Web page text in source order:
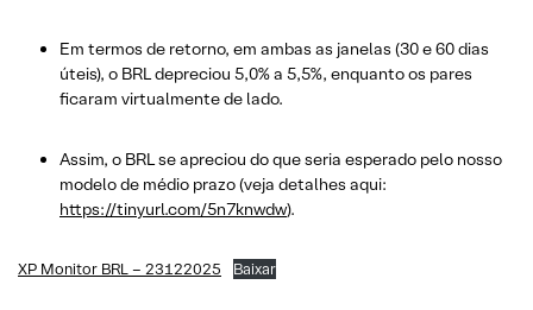
Em termos de retorno, em ambas as janelas (30 e 60 dias
úteis), o BRL depreciou 5,0% a 5,5%, enquanto os pares
ficaram virtualmente de lado.
Assim, o BRL se apreciou do que seria esperado pelo nosso
modelo de médio prazo (veja detalhes aqui:
https://tinyurl.com/5n7knwdw).
XP Monitor BRL – 23122025 Baixar